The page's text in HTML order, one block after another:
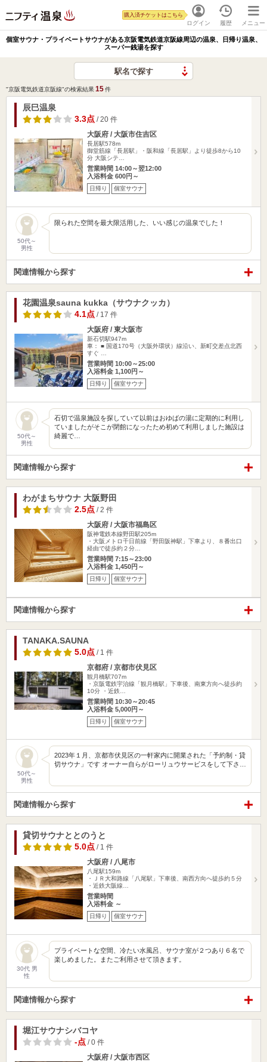
ログイン
購入済チケットはこちら
履歴 メニュー
個室サウナ・プライベートサウナがある京阪電気鉄道京阪線周辺の温泉、日帰り温泉、
スーパー銭湯を探す
駅名で探す
"京阪電気鉄道京阪線"の検索結果15件
辰巳温泉
3.3点 / 20 件
大阪府 / 大阪市住吉区
長居駅578m
御堂筋線「長居駅」・阪和線「長居駅」より徒歩8から10
分 大阪シテ…
営業時間 14:00～翌12:00
入浴料金 600円～
日帰り 個室サウナ
50代～
男性
限られた空間を最大限活用した、いい感じの温泉でした！
関連情報から探す
花園温泉sauna kukka（サウナクッカ）
4.1点 / 17 件
大阪府 / 東大阪市
新石切駅947m
車： ■ 国道170号（大阪外環状）線沿い、新町交差点北西
すぐ …
営業時間 10:00～25:00
入浴料金 1,100円～
日帰り 個室サウナ
50代～
男性
石切で温泉施設を探していて以前はおゆばの湯に定期的に利用し
ていましたがそこが閉館になったため初めて利用しました施設は
綺麗で…
関連情報から探す
わがまちサウナ 大阪野田
2.5点 / 2 件
大阪府 / 大阪市福島区
阪神電鉄本線野田駅205m
・大阪メトロ千日前線「野田阪神駅」下車より、８番出口
経由で徒歩約２分…
営業時間 7:15～23:00
入浴料金 1,450円～
日帰り 個室サウナ
関連情報から探す
TANAKA.SAUNA
5.0点 / 1 件
京都府 / 京都市伏見区
観月橋駅707m
・京阪電鉄宇治線「観月橋駅」下車後、南東方向へ徒歩約
10分 ・近鉄…
営業時間 10:30～20:45
入浴料金 5,000円～
日帰り 個室サウナ
50代～
男性
2023年１月、京都市伏見区の一軒家内に開業された「予約制・貸
切サウナ」です オーナー自らがローリュウサービスをして下さ…
関連情報から探す
貸切サウナととのうと
5.0点 / 1 件
大阪府 / 八尾市
八尾駅159m
・ＪＲ大和路線「八尾駅」下車後、南西方向へ徒歩約５分
・近鉄大阪線…
営業時間
入浴料金 ～
日帰り 個室サウナ
30代 男
性
プライベートな空間、冷たい水風呂、サウナ室が２つあり６名で
楽しめました。またご利用させて頂きます。
関連情報から探す
堀江サウナシバコヤ
-点 / 0 件
大阪府 / 大阪市西区